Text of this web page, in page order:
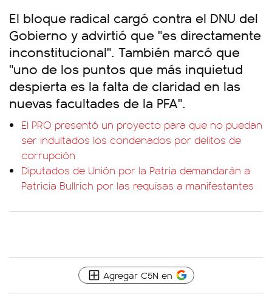
El bloque radical cargó contra el DNU del
Gobierno y advirtió que "es directamente
inconstitucional". También marcó que
"uno de los puntos que más inquietud
despierta es la falta de claridad en las
nuevas facultades de la PFA".
El PRO presentó un proyecto para que no puedan
ser indultados los condenados por delitos de
corrupción
Diputados de Unión por la Patria demandarán a
Patricia Bullrich por las requisas a manifestantes
Agregar C5N en